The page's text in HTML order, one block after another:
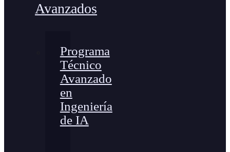
Avanzados
Programa
Técnico
Avanzado
en
Ingeniería
de IA